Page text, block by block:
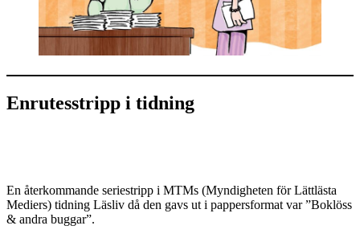
Enrutesstripp i tidning
En återkommande seriestripp i MTMs (Myndigheten för Lättlästa
Mediers) tidning Läsliv då den gavs ut i pappersformat var ”Boklöss
& andra buggar”.